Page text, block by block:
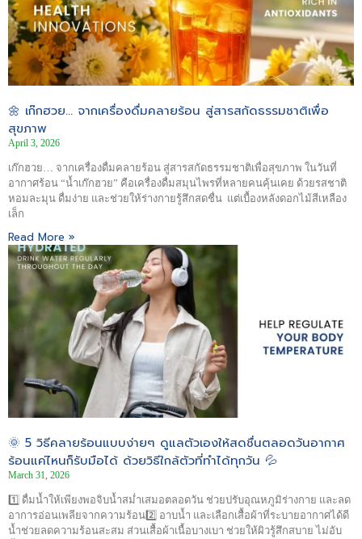
🌼 เก๊กฮวย… จากเครื่องดื่มคลายร้อน สู่สารสกัดธรรมชาติเพื่อ
สุขภาพ
April 3, 2026
เก๊กฮวย… จากเครื่องดื่มคลายร้อน สู่สารสกัดธรรมชาติเพื่อสุขภาพ ในวันที่
อากาศร้อน “น้ำเก๊กฮวย” คือเครื่องดื่มสมุนไพรที่หลายคนคุ้นเคย ด้วยรสชาติ
หอมละมุน ดื่มง่าย และช่วยให้ร่างกายรู้สึกสดชื่น แต่เบื้องหลังดอกไม้สีเหลือง
เล็ก
Read More »
🌞 5 วิธีคลายร้อนแบบง่ายๆ ดูแลตัวเองให้สดชื่นตลอดวันอากาศ
ร้อนแค่ไหนก็รับมือได้ ด้วยวิธีใกล้ตัวที่ทำได้ทุกวัน 💦
March 31, 2026
1️⃣ ดื่มน้ำให้เพียงพอจิบน้ำสม่ำเสมอตลอดวัน ช่วยปรับอุณหภูมิร่างกาย และลด
อาการอ่อนเพลียจากความร้อน2️⃣ อาบน้ำ และเลือกเสื้อผ้าที่ระบายอากาศได้ดี
น้ำช่วยลดความร้อนสะสม ส่วนเสื้อผ้าเนื้อบางเบา ช่วยให้ผิวรู้สึกสบาย ไม่อับ